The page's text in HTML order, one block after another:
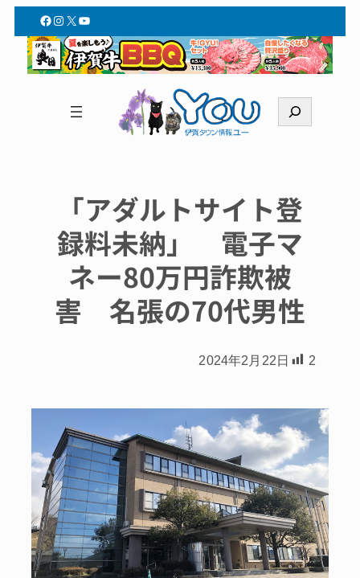
Facebook
Instagram
X YouTube
索
「アダルトサイト登
録料未納」 電子マ
ネー80万円詐欺被
害 名張の70代男性
2024年2月22日 2